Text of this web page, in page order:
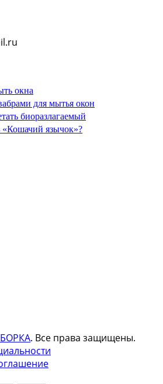
окна
для мытья окон
биоразлагаемый
«Кошачий язычок»?
. Все права защищены.